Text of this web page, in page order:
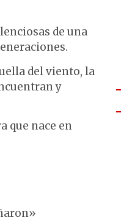
de una
del viento, la
y
que nace en